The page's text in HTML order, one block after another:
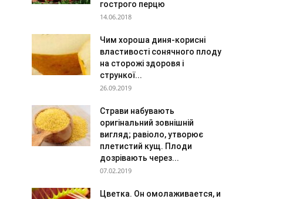
гострого перцю
14.06.2018
Чим хороша диня-корисні
властивості сонячного плоду
на сторожі здоровя і
стрункої...
26.09.2019
Страви набувають
оригінальний зовнішній
вигляд; равіоло, утворює
плетистий кущ. Плоди
дозрівають через...
07.02.2019
Цветка. Он омолаживается, и